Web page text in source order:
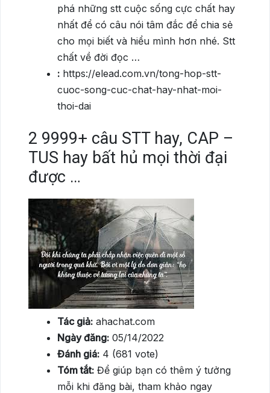
phá những stt cuộc sống cực chất hay
nhất để có câu nói tâm đắc để chia sẻ
cho mọi biết và hiểu mình hơn nhé. Stt
chất về đời đọc …
: https://elead.com.vn/tong-hop-stt-
cuoc-song-cuc-chat-hay-nhat-moi-
thoi-dai
2 9999+ câu STT hay, CAP –
TUS hay bất hủ mọi thời đại
được …
Tác giả: ahachat.com
Ngày đăng: 05/14/2022
Đánh giá: 4 (681 vote)
Tóm tắt: Để giúp bạn có thêm ý tưởng
mỗi khi đăng bài, tham khảo ngay